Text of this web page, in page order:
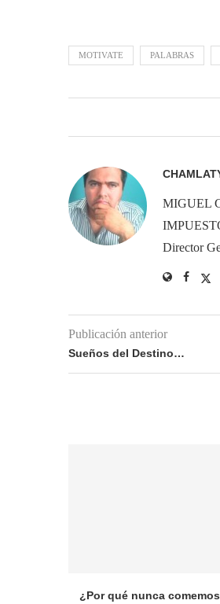
MOTIVATE PALABRAS
MIGUEL
Director
Publicación anterior
Sueños del Destino…
¿Por qué nunca